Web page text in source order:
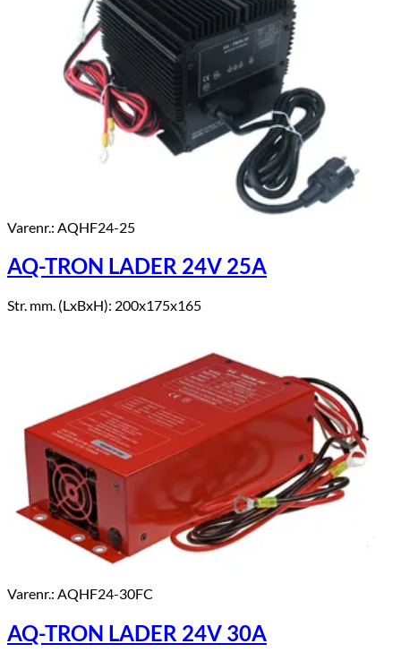
Varenr.: AQHF24-25
AQ-TRON LADER 24V 25A
Str. mm. (LxBxH): 200x175x165
Varenr.: AQHF24-30FC
AQ-TRON LADER 24V 30A